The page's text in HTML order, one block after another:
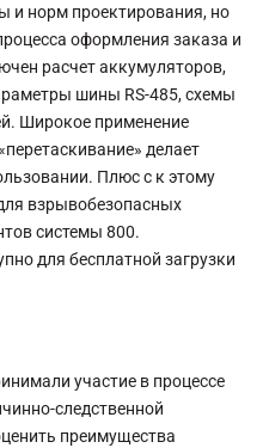
и норм проектирования, но
оформления заказа и
расчет аккумуляторов,
шины RS-485, схемы
Широкое применение
делает
Плюс с к этому
взрывобезопасных
системы 800.
для бесплатной загрузки
участие в процессе
следственной
преимущества